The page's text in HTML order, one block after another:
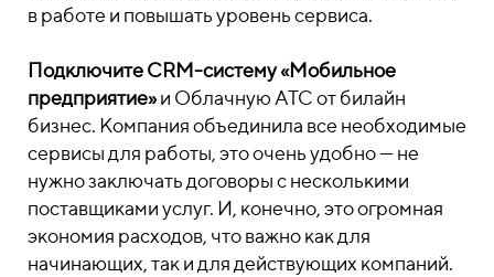
в работе и повышать уровень сервиса.
Подключите CRM-систему «Мобильное
предприятие»и Облачную АТС от билайн
бизнес. Компания объединила все необходимые
сервисы для работы, это очень удобно — не
нужно заключать договоры с несколькими
поставщиками услуг. И, конечно, это огромная
экономия расходов, что важно как для
начинающих, так и для действующих компаний.